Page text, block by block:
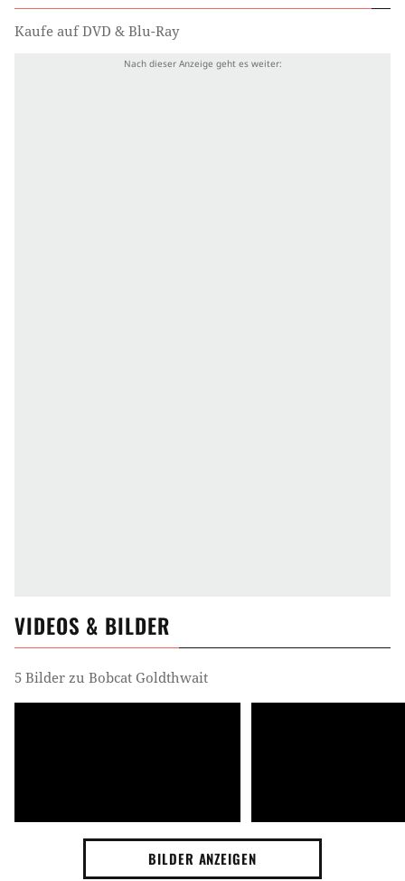
Kaufe auf DVD & Blu-Ray
VIDEOS & BILDER
5 Bilder zu Bobcat Goldthwait
BILDER ANZEIGEN